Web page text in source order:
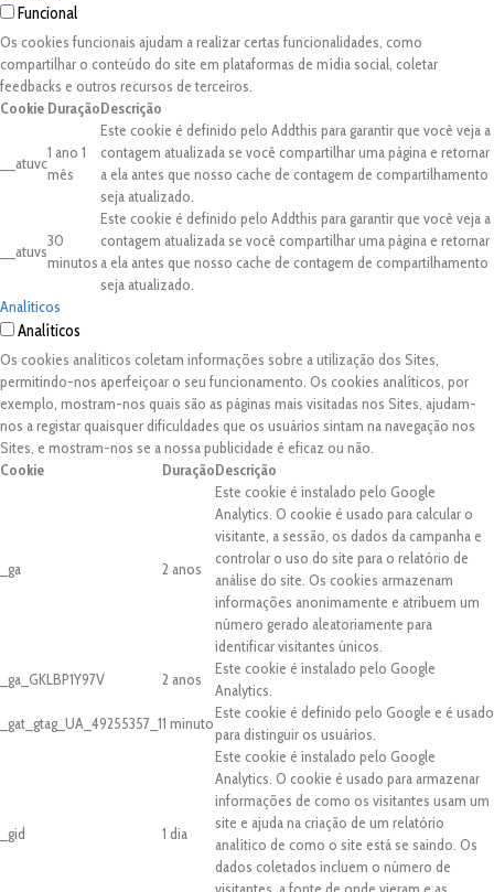
Funcional
Os cookies funcionais ajudam a realizar certas funcionalidades, como
compartilhar o conteúdo do site em plataformas de mídia social, coletar
feedbacks e outros recursos de terceiros.
Cookie DuraçãoDescrição
__atuvc
1 ano 1
mês
Este cookie é definido pelo Addthis para garantir que você veja a
contagem atualizada se você compartilhar uma página e retornar
a ela antes que nosso cache de contagem de compartilhamento
seja atualizado.
__atuvs
30
minutos
Este cookie é definido pelo Addthis para garantir que você veja a
contagem atualizada se você compartilhar uma página e retornar
a ela antes que nosso cache de contagem de compartilhamento
seja atualizado.
Analíticos
Analíticos
Os cookies analíticos coletam informações sobre a utilização dos Sites,
permitindo-nos aperfeiçoar o seu funcionamento. Os cookies analíticos, por
exemplo, mostram-nos quais são as páginas mais visitadas nos Sites, ajudam-
nos a registar quaisquer dificuldades que os usuários sintam na navegação nos
Sites, e mostram-nos se a nossa publicidade é eficaz ou não.
Cookie
DuraçãoDescrição
_ga 2 anos
Este cookie é instalado pelo Google
Analytics. O cookie é usado para calcular o
visitante, a sessão, os dados da campanha e
controlar o uso do site para o relatório de
análise do site. Os cookies armazenam
informações anonimamente e atribuem um
número gerado aleatoriamente para
identificar visitantes únicos.
_ga_GKLBP1Y97V
2 anos
Este cookie é instalado pelo Google
Analytics.
_gat_gtag_UA_49255357_11 minuto
Este cookie é definido pelo Google e é usado
para distinguir os usuários.
_gid 1 dia
Este cookie é instalado pelo Google
Analytics. O cookie é usado para armazenar
informações de como os visitantes usam um
site e ajuda na criação de um relatório
analítico de como o site está se saindo. Os
dados coletados incluem o número de